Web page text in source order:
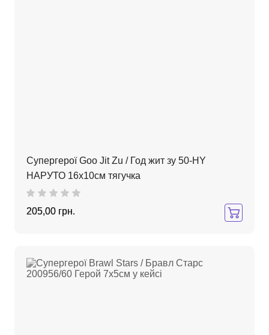
Супергерої Goo Jit Zu / Год жит зу 50-НY
НАРУТО 16х10см тягучка
205,00 грн.